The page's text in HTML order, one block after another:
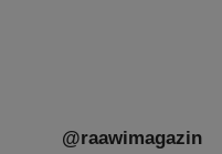
@raawimagazin